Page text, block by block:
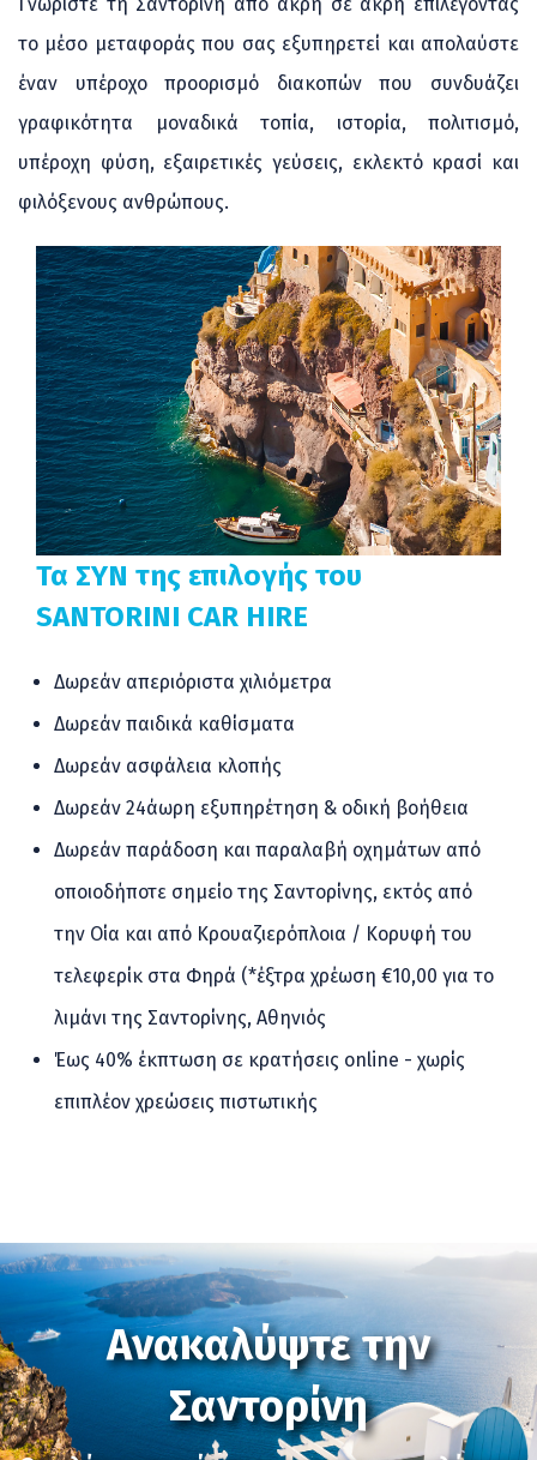
το μέσο μεταφοράς που σας εξυπηρετεί και απολαύστε
έναν υπέροχο προορισμό διακοπών που συνδυάζει
γραφικότητα μοναδικά τοπία, ιστορία, πολιτισμό,
υπέροχη φύση, εξαιρετικές γεύσεις, εκλεκτό κρασί και
φιλόξενους ανθρώπους.
Τα ΣΥΝ της επιλογής του
SANTORINI CAR HIRE
Δωρεάν απεριόριστα χιλιόμετρα
Δωρεάν παιδικά καθίσματα
Δωρεάν ασφάλεια κλοπής
Δωρεάν 24άωρη εξυπηρέτηση & οδική βοήθεια
Δωρεάν παράδοση και παραλαβή οχημάτων από
οποιοδήποτε σημείο της Σαντορίνης, εκτός από
την Οία και από Κρουαζιερόπλοια / Κορυφή του
τελεφερίκ στα Φηρά (*έξτρα χρέωση €10,00 για το
λιμάνι της Σαντορίνης, Αθηνιός
Έως 40% έκπτωση σε κρατήσεις online - χωρίς
επιπλέον χρεώσεις πιστωτικής
Ανακαλύψτε την
Σαντορίνη